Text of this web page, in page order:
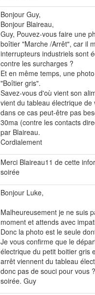
Bonjour Guy,
Bonjour Blaireau,
Guy, Pouvez-vous faire une
boîtier "Marche /Arrêt", car il
interrupteurs industriels sont
contre les surcharges ?
Et en même temps, une
"Boîtier gris".
Savez-vous d'où vient son
vient du tableau électrique
dans ce cas peut-être pas
30ma (contre les contacts
par Blaireau.
Cordialement
Merci Blaireau11 de cette
soirée
Bonjour Luke,
Malheureusement je ne suis
moment et attends avec
Donc la photo est le seule
Je vous confirme que le
électrique du petit boitier gris
arrêt viennent du tableau
donc pas de souci pour vous
soirée. Guy